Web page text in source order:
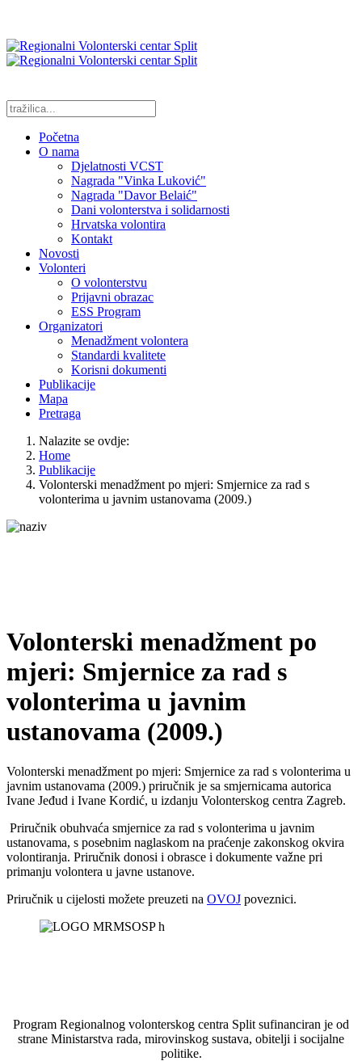
Početna
O nama
Djelatnosti VCST
Nagrada "Vinka Luković"
Nagrada "Davor Belaić"
Dani volonterstva i solidarnosti
Hrvatska volontira
Kontakt
Novosti
Volonteri
O volonterstvu
Prijavni obrazac
ESS Program
Organizatori
Menadžment volontera
Standardi kvalitete
Korisni dokumenti
Publikacije
Mapa
Pretraga
Nalazite se ovdje:
Home
Publikacije
Volonterski menadžment po mjeri: Smjernice za rad s
volonterima u javnim ustanovama (2009.)
Volonterski menadžment po
mjeri: Smjernice za rad s
volonterima u javnim
ustanovama (2009.)
Volonterski menadžment po mjeri: Smjernice za rad s volonterima u
javnim ustanovama (2009.) priručnik je sa smjernicama autorica
Ivane Jeđud i Ivane Kordić, u izdanju Volonterskog centra Zagreb.
Priručnik obuhvaća smjernice za rad s volonterima u javnim
ustanovama, s posebnim naglaskom na praćenje zakonskog okvira
volontiranja. Priručnik donosi i obrasce i dokumente važne pri
primanju volontera u javne ustanove.
Priručnik u cijelosti možete preuzeti na OVOJ poveznici.
Program Regionalnog volonterskog centra Split sufinanciran je od
strane Ministarstva rada, mirovinskog sustava, obitelji i socijalne
politike.